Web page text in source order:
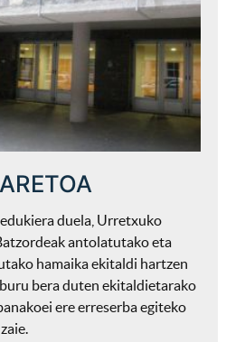
duela, Urretxuko
antolatutako eta
hamaika ekitaldi hartzen
bera duten ekitaldietarako
ere erreserba egiteko